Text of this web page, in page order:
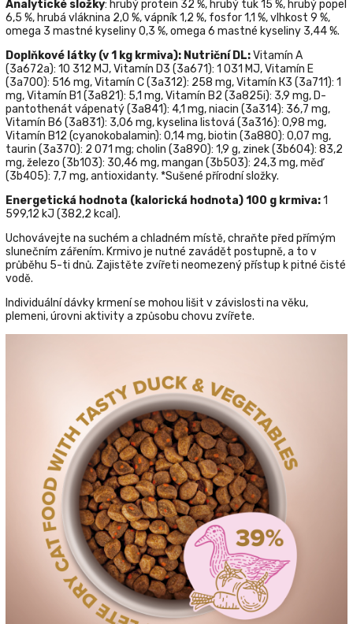
Analytické složky: hrubý protein 32 %, hrubý tuk 15 %, hrubý popel
6,5 %, hrubá vláknina 2,0 %, vápník 1,2 %, fosfor 1,1 %, vlhkost 9 %,
omega 3 mastné kyseliny 0,3 %, omega 6 mastné kyseliny 3,44 %.
Doplňkové látky (v 1 kg krmiva): Nutriční DL:Vitamín A
(3а672а): 10 312 MJ, Vitamín D3 (3а671): 1 031 MJ, Vitamín E
(3а700): 516 mg, Vitamín C (3а312): 258 mg, Vitamín К3 (3а711): 1
mg, Vitamín B1 (3а821): 5,1 mg, Vitamín B2 (3a825i): 3,9 mg, D-
pantothenát vápenatý (3а841): 4,1 mg, niacin (3а314): 36,7 mg,
Vitamín B6 (3а831): 3,06 mg, kyselina listová (3а316): 0,98 mg,
Vitamín B12 (cyanokobalamin): 0,14 mg, biotin (3а880): 0,07 mg,
taurin (3a370): 2 071 mg; cholin (3а890): 1,9 g, zinek (3b604): 83,2
mg, železo (3b103): 30,46 mg, mangan (3b503): 24,3 mg, měď
(3b405): 7,7 mg, antioxidanty. *Sušené přírodní složky.
Energetická hodnota (kalorická hodnota) 100 g krmiva:1
599,12 kJ (382,2 kcal).
Uchovávejte na suchém a chladném místě, chraňte před přímým
slunečním zářením. Krmivo je nutné zavádět postupně, a to v
průběhu 5-ti dnů. Zajistěte zvířeti neomezený přístup k pitné čisté
vodě.
Individuální dávky krmení se mohou lišit v závislosti na věku,
plemeni, úrovni aktivity a způsobu chovu zvířete.